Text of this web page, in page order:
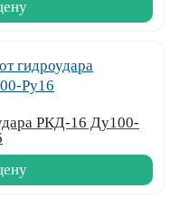
РКД-16 Ду100-